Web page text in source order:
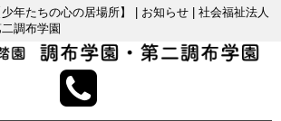
年たちの心の居場所】 | お知らせ | 社会福祉法人
調布学園